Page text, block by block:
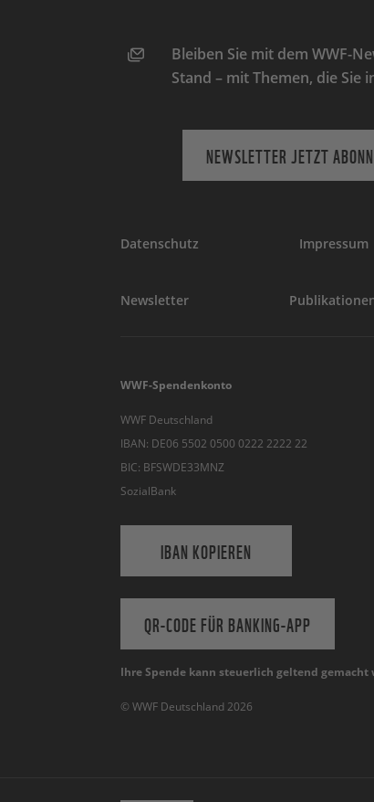
Bleiben Sie mit dem WWF-
Stand – mit Themen, die Sie
NEWSLETTER JETZT
Datenschutz Impressum
Newsletter
WWF-Spendenkonto
WWF Deutschland
IBAN: DE06 5502 0500 0222 2222 22
BIC: BFSWDE33MNZ
SozialBank
IBAN KOPIEREN
QR-CODE FÜR BANKING-APP
Ihre Spende kann steuerlich geltend gemacht
© WWF Deutschland 2026